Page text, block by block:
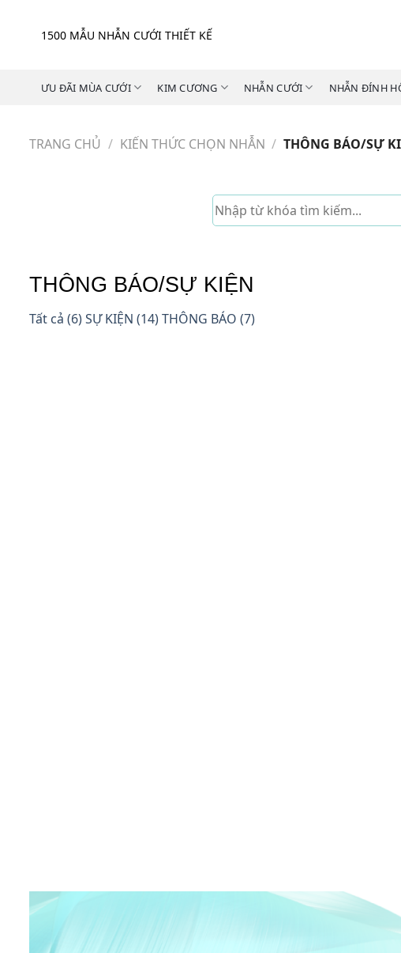
1500 MẪU NHẪN CƯỚI THIẾT KẾ
ƯU ĐÃI MÙA CƯỚI KIM CƯƠNG NHẪN CƯỚI NHẪN ĐÍNH
TRANG CHỦ / KIẾN THỨC CHỌN NHẪN / THÔNG BÁO/SỰ
THÔNG BÁO/SỰ KIỆN
Tất cả (6)SỰ KIỆN (14)THÔNG BÁO (7)